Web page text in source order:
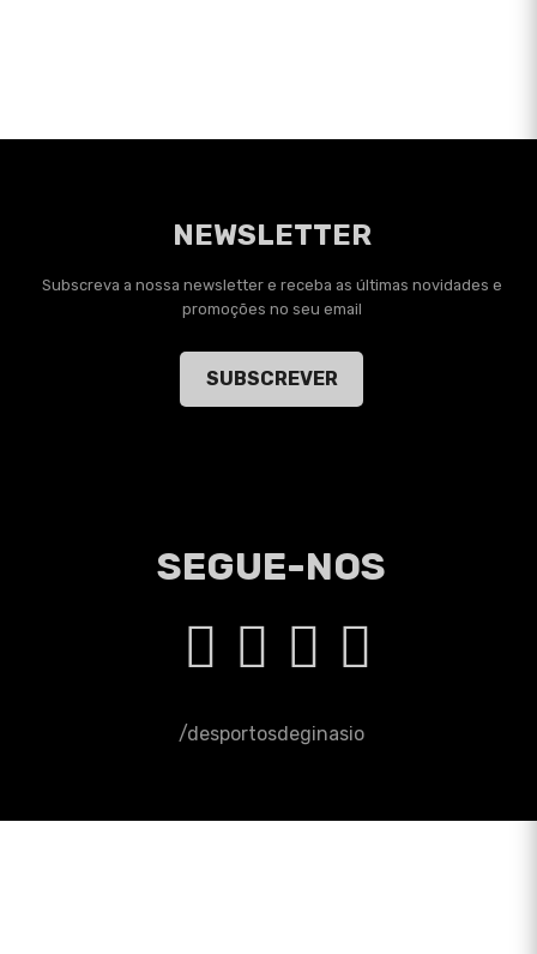
NEWSLETTER
Subscreva a nossa newsletter e receba as últimas novidades e
promoções no seu email
SUBSCREVER
SEGUE-NOS
/desportosdeginasio